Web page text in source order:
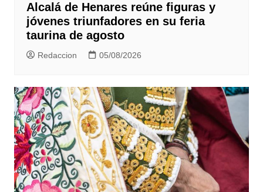
Alcalá de Henares reúne figuras y
jóvenes triunfadores en su feria
taurina de agosto
Redaccion 05/08/2026